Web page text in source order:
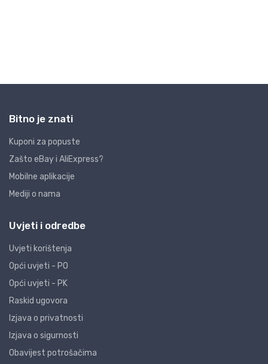
Bitno je znati
Kuponi za popuste
Zašto eBay i AliExpress?
Mobilne aplikacije
Mediji o nama
Uvjeti i odredbe
Uvjeti korištenja
Opći uvjeti - PO
Opći uvjeti - PK
Raskid ugovora
Izjava o privatnosti
Izjava o sigurnosti
Obavijest potrošačima